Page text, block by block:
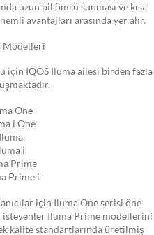
uzun pil ömrü sunması ve kısa
avantajları arasında yer alır.
Modelleri
için IQOS Iluma ailesi birden fazla
One
i One
i
Prime
Prime i
için Iluma One serisi öne
isteyenler Iluma Prime modellerini
kalite standartlarında üretilmiş